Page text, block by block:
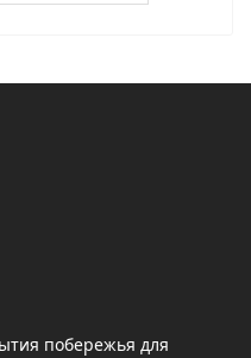
побережья для